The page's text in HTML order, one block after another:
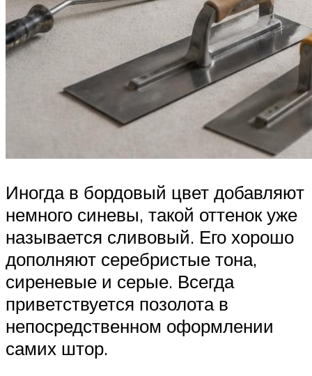
Иногда в бордовый цвет добавляют
немного синевы, такой оттенок уже
называется сливовый. Его хорошо
дополняют серебристые тона,
сиреневые и серые. Всегда
приветствуется позолота в
непосредственном оформлении
самих штор.